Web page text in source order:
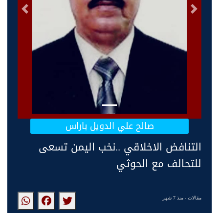
التالى السابق
صالح علي الدويل باراس
التنافض الاخلاقي ..نخب اليمن تسعى
للتحالف مع الحوثي
مقالات- منذ 7 شهر